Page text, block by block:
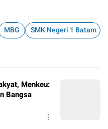
MBG SMK Negeri 1 Batam
Menkeu:
Bangsa